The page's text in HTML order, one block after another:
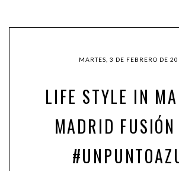
MARTES, 3 DE FEBRERO DE
LIFE STYLE IN
MADRID FUSIÓN